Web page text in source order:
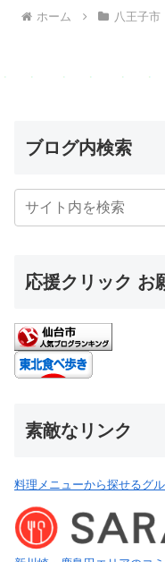
ホーム 八王子市
ブログ内検索
応援クリック お
素敵なリンク
料理メニューから探せるグ